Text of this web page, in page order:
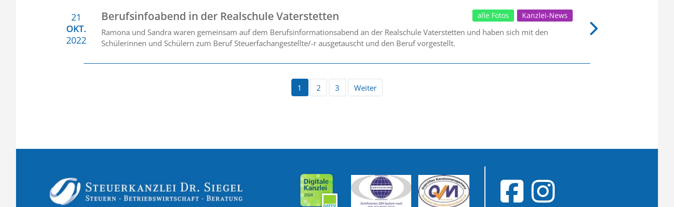
21
OKT.
2022
Berufsinfoabend in der Realschule Vaterstetten Kanzlei-News
alle Fotos
Ramona und Sandra waren gemeinsam auf dem Berufsinformationsabend an der Realschule Vaterstetten und haben sich mit den
Schülerinnen und Schülern zum Beruf Steuerfachangestellte/-r ausgetauscht und den Beruf vorgestellt.
1 2 3 Weiter